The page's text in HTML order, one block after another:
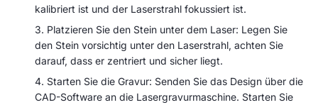
kalibriert ist und der Laserstrahl fokussiert ist.
Platzieren Sie den Stein unter dem Laser: Legen Sie
den Stein vorsichtig unter den Laserstrahl, achten Sie
darauf, dass er zentriert und sicher liegt.
Starten Sie die Gravur: Senden Sie das Design über die
CAD-Software an die Lasergravurmaschine. Starten Sie